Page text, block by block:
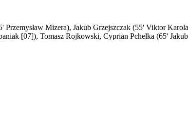
Mizera), Jakub Grzejszczak (55' Viktor
[07]), Tomasz Rojkowski, Cyprian Pchełka (65'